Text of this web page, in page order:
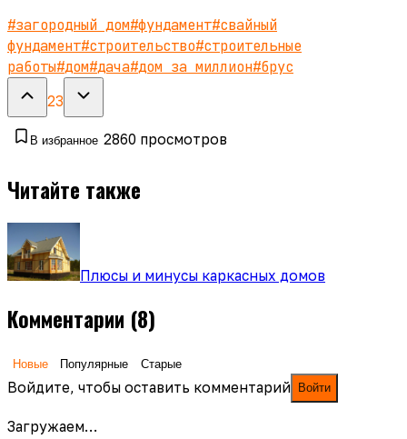
#загородный дом#фундамент#свайный
фундамент#строительство#строительные
работы#дом#дача#дом за миллион#брус
23
В избранное 2860 просмотров
Читайте также
Плюсы и минусы каркасных домов
Комментарии (8)
Новые Популярные Старые
Войдите, чтобы оставить комментарий Войти
Загружаем…